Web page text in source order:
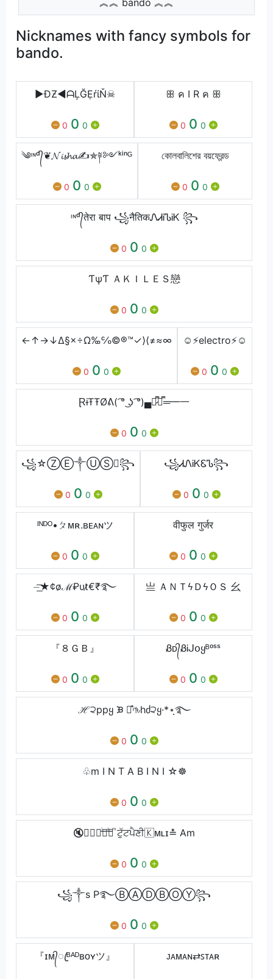
Nicknames with fancy symbols for
bando.
▶ĐƵ◀ᗩĻĞẸŕίŇ☠
0 0 0
ꕥ ค I R ค ꕥ
0 0 0
༄ᶦᶰᵈ᭄❦𝓝𝓲𝓼𝓱𝓪✍✯༈༻ᵏⁱⁿᴳ
0 0 0
কোলবালিশের বয়ফ্রেন্ড
0 0 0
ᶦᶰᵈ᭄तेरा बाप ꧁नैतिकᏁᏗᎥᏖᎥᏦ ꧂
0 0 0
ƬψƬ ＡＫＩＬＥＳ戀
0 0 0
←↑→↓∆§×÷Ω‰℅©®™✓⟩⟨≠≈∞
0 0 0
☺⚡electro⚡☺
0 0 0
ⱤɨŦŦØᕕ( ͡° ͜ʖ ͡°)▄︻̷̿┻̿═━一
0 0 0
꧁☆ⓏⒺ༒ⓊⓈ꧂
0 0 0
꧁ᏗᏁᎥᏦᏋᏖ꧂
0 0 0
ᴵᴺᴰᴼ•ㄆᴍʀ.ʙᴇᴀɴツ
0 0 0
वीफुल गुर्जर
0 0 0
⏤͟͟͞͞★¢o̷ℳ₽υt̷€₹࿐
0 0 0
亗 ＡＮＴϟＤϟＯＳ ⺓
0 0 0
『８ＧＢ』
0 0 0
Ᏸᴅ᭄ᏰᎥᒍօყᴮᵒˢˢ
0 0 0
ℋ੨ppყ ᙖ ౹̊ণ৳hძ੨ყ·*⋆ฺ࿐
0 0 0
♧m I N T A B I N I ☆☸
0 0 0
🔇❥⃟☞ͥ͟⋆ͣ͟⋆ͫ ਟੁੱਟਪੈਣੀ🇰ᴍʟɪ≛ Am
0 0 0
꧁༒s P࿐ⒷⒶⒹⒷⓄⓎ꧂
0 0 0
『ɪᴍ᭄ꦿᴮᴬᴰʙᴏʏツ』 ᴊᴀᴍᴀɴ⇄ꜱᴛᴀʀ